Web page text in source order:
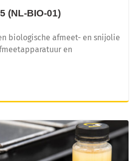
(NL-BIO-01)
biologische afmeet- en snijolie
en